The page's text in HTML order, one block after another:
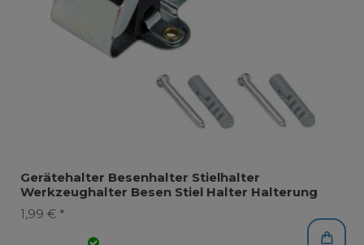
Gerätehalter Besenhalter Stielhalter
Werkzeughalter Besen Stiel Halter Halterung
1,99 € *